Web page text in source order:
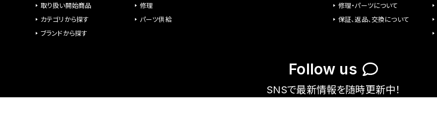
取り扱い開始商品
カテゴリから探す
ブランドから探す
修理
パーツ供給
修理・パーツについて
保証、返品、交換について
Follow us
SNSで最新情報を随時更新中！